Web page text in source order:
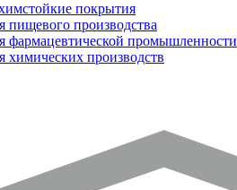
покрытия
пищевого производства
фармацевтической промышленности
химических производств